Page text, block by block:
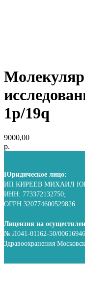
1p/19q
9000,00
р.
Юридическое лицо:
ИП КИРЕЕВ МИХАИЛ
ИНН: 773372132750;
ОГРН 320774600529826
Лицензия на
№ Л041-01162-50/
Здравоохранения